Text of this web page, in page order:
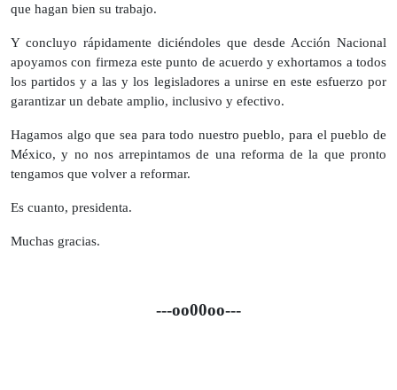
que hagan bien su trabajo.
Y concluyo rápidamente diciéndoles que desde Acción Nacional
apoyamos con firmeza este punto de acuerdo y exhortamos a todos
los partidos y a las y los legisladores a unirse en este esfuerzo por
garantizar un debate amplio, inclusivo y efectivo.
Hagamos algo que sea para todo nuestro pueblo, para el pueblo de
México, y no nos arrepintamos de una reforma de la que pronto
tengamos que volver a reformar.
Es cuanto, presidenta.
Muchas gracias.
---oo00oo---